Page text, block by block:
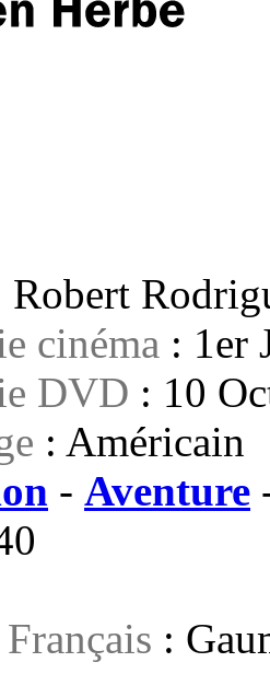
Robert
cinéma : 1er
DVD : 10
: Américain
- Aventure
: